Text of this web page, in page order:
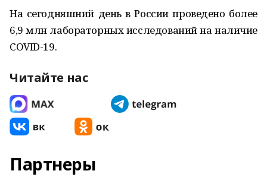
На сегодняшний день в России проведено более
6,9 млн лабораторных исследований на наличие
COVID-19.
Читайте нас
Партнеры